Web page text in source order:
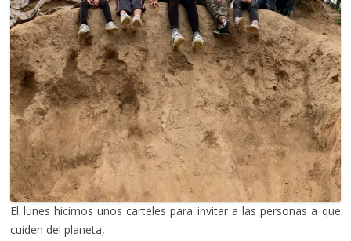
El lunes hicimos unos carteles para invitar a las personas a que
cuiden del planeta,